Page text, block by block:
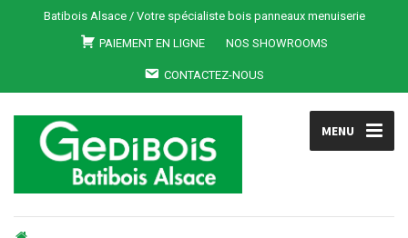
Batibois Alsace / Votre spécialiste bois panneaux menuiserie
PAIEMENT EN LIGNE
NOS SHOWROOMS
CONTACTEZ-NOUS
MENU